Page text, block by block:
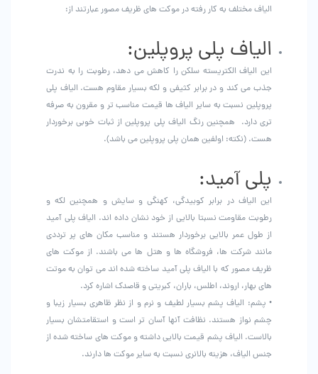
الیاف مختلف به کار رفته در موکت های ظریف مصور عبارتند از:
الیاف پلی پروپلین:
این الیاف الکتریسته سلکن را کاهش می دهد، رطوبت را به ندرت
جذب می کند و در برابر کثیفی و لکه بسیار مقاوم هست. الیاف پلی
پروپلین نسبت به سایر الیاف ها قیمت مناسب تر و مقرون به صرفه
تری دارد. همچنین رنگ الیاف پلی پروپلین از ثبات خوبی برخوردار
هست. (نکته: اولفین همان پلی پروپلین می باشد).
پلی آمید:
این الیاف در برابر کوبیدگی، کهنگی و سایش و همچنین لکه و
رطوبت مقاومت نسبتا بالایی از خود نشان داده اند. الیاف پلی آمید
از طول عمر بالایی برخوردار هستند و مناسب مکان های پر ترددی
مانند شرکت ها، فروشگاه ها و هتل ها می باشند. از موکت های
ظریف مصور که با الیاف پلی آمید ساخته شده اند می توان به موتت
های بهار، اروند، اطلس، باران، کبریتی و قاصدک اشاره کرد.
• پشم: الیاف پشم بسیار لطیف و نرم و از نظر ظاهری بسیار زیبا و
چشم نواز هستند. نظافت آنها آسان تر است و استقامتشان بسیار
بالاست. الیاف پشم قیمت بالایی داشته و موکت های ساخته شده از
جنس الیاف، هزینه بالانری نسبت به سایر موکت ها دارند.